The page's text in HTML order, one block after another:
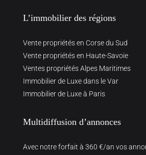
L’immobilier des régions
Vente propriétés en Corse du Sud
Vente propriétés en Haute-Savoie
Ventes propriétés Alpes Maritimes
Immobilier de Luxe dans le Var
Immobilier de Luxe à Paris
Multidiffusion d’annonces
Avec notre forfait à 360 €/an vos